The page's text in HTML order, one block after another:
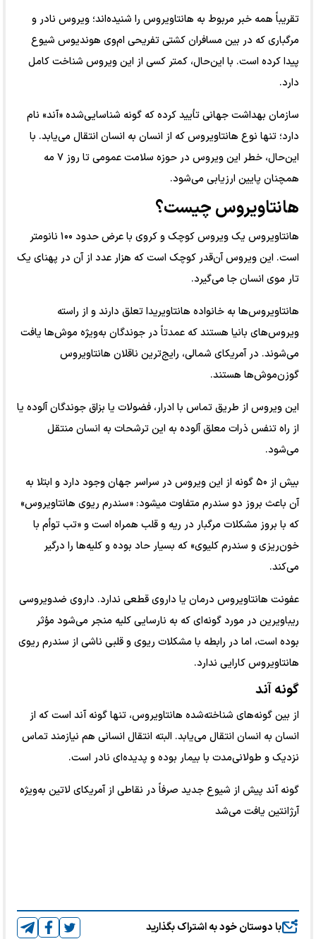
تقریباً همه خبر مربوط به هانتاویروس را شنیده‌اند؛ ویروس نادر و
مرگباری که در بین مسافران کشتی تفریحی ام‌وی هوندیوس شیوع
پیدا کرده است. با این‌حال، کمتر کسی از این ویروس شناخت کامل
دارد.⁠
سازمان بهداشت جهانی تأیید کرده که گونه شناسایی‌شده «آند» نام
دارد؛ تنها نوع هانتاویروس که از انسان به انسان انتقال می‌یابد. با
این‌حال، خطر این ویروس در حوزه سلامت عمومی تا روز ۷ مه
همچنان پایین ارزیابی می‌شود.⁠
هانتاویروس چیست؟⁠
هانتاویروس یک ویروس کوچک و کروی با عرض حدود ۱۰۰ نانومتر
است. این ویروس آن‌قدر کوچک است که هزار عدد از آن در پهنای یک
تار موی انسان جا می‌گیرد.⁠
هانتاویروس‌ها به خانواده هانتاویریدا تعلق دارند و از راسته
ویروس‌های بانیا هستند که عمدتاً در جوندگان به‌ویژه موش‌ها یافت
می‌شوند. در آمریکای شمالی، رایج‌ترین ناقلان هانتاویروس
گوزن‌موش‌ها هستند.⁠
این ویروس از طریق تماس با ادرار، فضولات یا بزاق جوندگان آلوده یا
از راه تنفس ذرات معلق آلوده به این ترشحات به انسان منتقل
می‌شود.⁠
بیش از ۵۰ گونه از این ویروس در سراسر جهان وجود دارد و ابتلا به
آن باعث بروز دو سندرم متفاوت می‎شود: «سندرم ریوی هانتاویروس»
که با بروز مشکلات مرگبار در ریه و قلب همراه است و «تب توأم با
خون‌ریزی و سندرم کلیوی» که بسیار حاد بوده و کلیه‌ها را درگیر
می‌کند.⁠
عفونت هانتاویروس درمان یا داروی قطعی ندارد. داروی ضدویروسی
ریباویرین در مورد گونه‌ای که به نارسایی کلیه منجر می‌شود مؤثر
بوده است، اما در رابطه با مشکلات ریوی و قلبی ناشی از سندرم ریوی
هانتاویروس کارایی ندارد.⁠
گونه آند⁠
از بین گونه‌های شناخته‌شده هانتاویروس، تنها گونه آند است که از
انسان به انسان انتقال می‌یابد. البته انتقال انسانی هم نیازمند تماس
نزدیک و طولانی‌مدت با بیمار بوده و پدیده‌ای نادر است.⁠
گونه آند پیش از شیوع جدید صرفاً در نقاطی از آمریکای لاتین به‌ویژه
آرژانتین یافت می‌شد
با دوستان خود به اشتراک بگذارید